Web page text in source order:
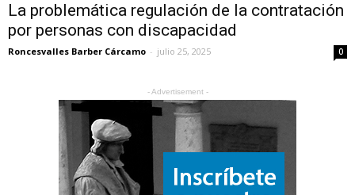
La problemática regulación de la contratación
por personas con discapacidad
Roncesvalles Barber Cárcamo - julio 25, 2025 0
- Advertisement -